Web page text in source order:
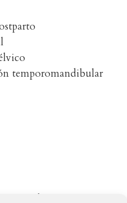
temporomandibular
Local 16